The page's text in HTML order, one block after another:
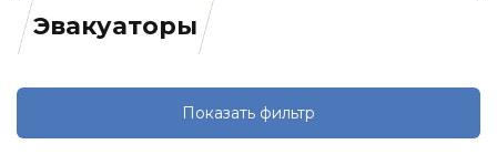
Эвакуаторы
Показать фильтр